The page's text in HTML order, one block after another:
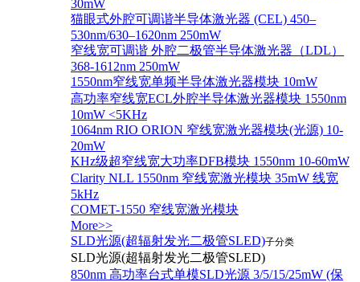
30mW
猫眼式外腔可调谐半导体激光器 (CEL) 450–
530nm/630–1620nm 250mW
窄线宽可调谐 外腔二极管半导体激光器（LDL）
368-1612nm 250mW
1550nm窄线宽单频半导体激光器模块 10mW
高功率窄线宽ECL外腔半导体激光器模块 1550nm
10mW <5KHz
1064nm RIO ORION 窄线宽激光器模块(光源) 10-
20mW
KHz级超窄线宽大功率DFB模块 1550nm 10-60mW
Clarity NLL 1550nm 窄线宽激光模块 35mW 线宽
5kHz
COMET-1550 窄线宽激光模块
More>>
SLD光源(超辐射发光二极管SLED)子分类
SLD光源(超辐射发光二极管SLED)
850nm 高功率台式单模SLD光源 3/5/15/25mW (保